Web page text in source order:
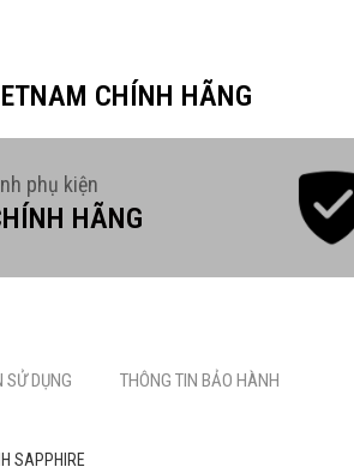
CHÍNH HÃNG
phụ kiện
HÃNG
SỬ DỤNG THÔNG TIN BẢO HÀNH
SAPPHIRE